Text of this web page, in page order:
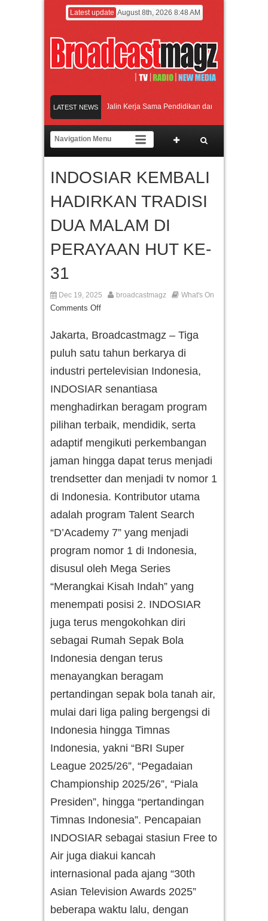
Latest update August 8th, 2026 8:48 AM
LATEST NEWS
Agung Podomoro Jalin Kerja Sama Pendidikan dan Riset untuk Cetak
Jakarta dengan Ribuan Mainan dan Produk Bayi dari Seluruh Dunia, IBTE 2026
Agung Podomoro Jalin Kerja Sama Pendidikan dan Riset untuk Cetak
INDOSIAR KEMBALI
HADIRKAN TRADISI
DUA MALAM DI
PERAYAAN HUT KE-
31
Dec 19, 2025 broadcastmagz What's On
Comments Off
Jakarta, Broadcastmagz – Tiga
puluh satu tahun berkarya di
industri pertelevisian Indonesia,
INDOSIAR senantiasa
menghadirkan beragam program
pilihan terbaik, mendidik, serta
adaptif mengikuti perkembangan
jaman hingga dapat terus menjadi
trendsetter dan menjadi tv nomor 1
di Indonesia. Kontributor utama
adalah program Talent Search
“D’Academy 7” yang menjadi
program nomor 1 di Indonesia,
disusul oleh Mega Series
“Merangkai Kisah Indah” yang
menempati posisi 2. INDOSIAR
juga terus mengokohkan diri
sebagai Rumah Sepak Bola
Indonesia dengan terus
menayangkan beragam
pertandingan sepak bola tanah air,
mulai dari liga paling bergengsi di
Indonesia hingga Timnas
Indonesia, yakni “BRI Super
League 2025/26”, “Pegadaian
Championship 2025/26”, “Piala
Presiden”, hingga “pertandingan
Timnas Indonesia”. Pencapaian
INDOSIAR sebagai stasiun Free to
Air juga diakui kancah
internasional pada ajang “30th
Asian Television Awards 2025”
beberapa waktu lalu, dengan